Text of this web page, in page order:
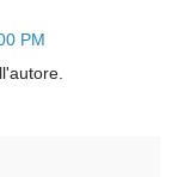
PM